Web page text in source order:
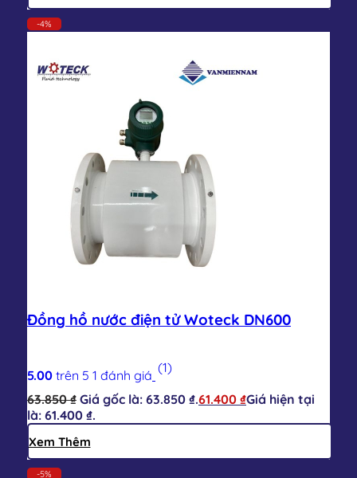
-4%
Đồng hồ nước điện tử Woteck DN600
5.00 trên 5 1 đánh giá (1)
63.850₫ Giá gốc là: 63.850 ₫.61.400 ₫Giá hiện tại
là: 61.400 ₫.
Xem Thêm
-5%